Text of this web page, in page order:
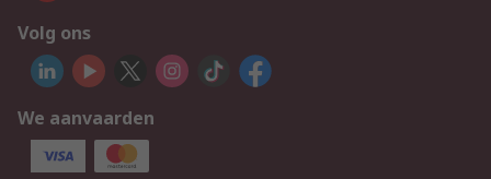
Volg ons
We aanvaarden